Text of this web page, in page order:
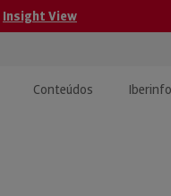
Insight View
Conteúdos